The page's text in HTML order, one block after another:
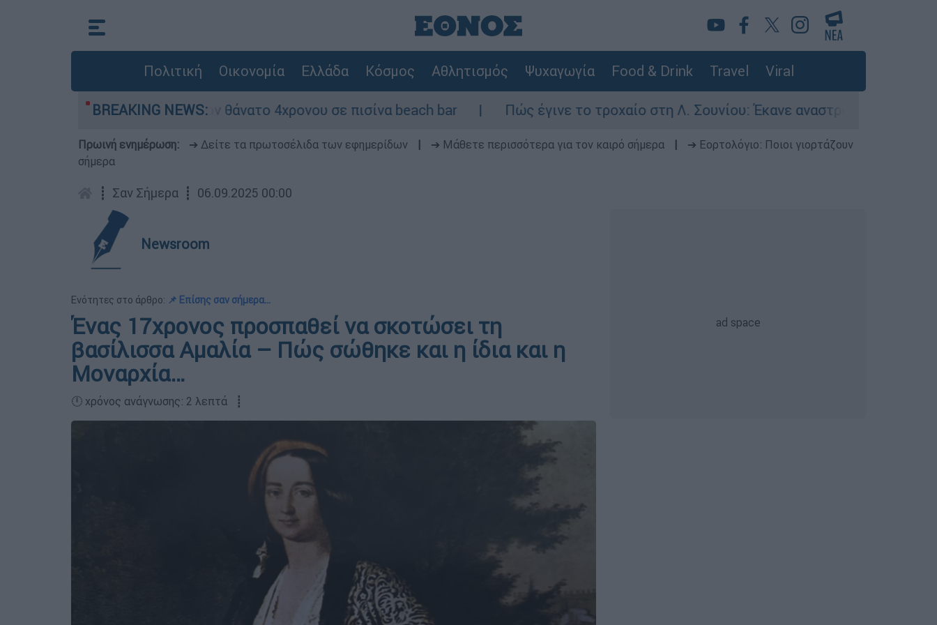
Πολιτική Οικονομία Ελλάδα Κόσμος Αθλητισμός Ψυχαγωγία Food & Drink Travel Viral
BREAKING NEWS:
ασφαλείας μετά τον θάνατο 4χρονου σε πισίνα beach bar Πώς έγινε το τροχαίο στη Λ. Σουνίου: Έκανε αναστροφή ο οδηγός - Σοβαρά
Πρωινή ενημέρωση: ➔ Δείτε τα πρωτοσέλιδα των εφημερίδων ➔ Μάθετε περισσότερα για τον καιρό σήμερα
➔ Εορτολόγιο: Ποιοι γιορτάζουν
σήμερα
┋ Σαν Σήμερα ┋ 06.09.2025 00:00
Newsroom
Ενότητες στο άρθρο: 📌 Επίσης σαν σήμερα…
Ένας 17χρονος προσπαθεί να σκοτώσει τη
βασίλισσα Αμαλία – Πώς σώθηκε και η ίδια και η
Μοναρχία…
🕛 χρόνος ανάγνωσης: 2 λεπτά ┋